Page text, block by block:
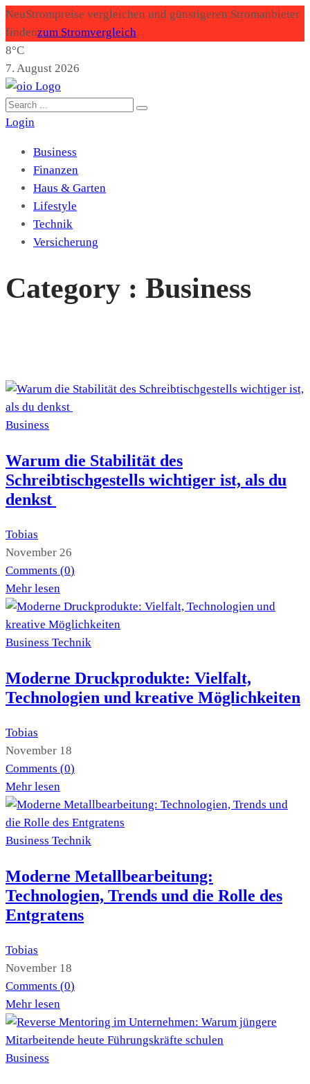
NeuStrompreise vergleichen und günstigeren Stromanbieter
findenzum Stromvergleich
8°C
7. August 2026
Login
Business
Finanzen
Haus & Garten
Lifestyle
Technik
Versicherung
Category : Business
Business
Warum die Stabilität des
Schreibtischgestells wichtiger ist, als du
denkst
Tobias
November 26
Comments (0)
Mehr lesen
Business Technik
Moderne Druckprodukte: Vielfalt,
Technologien und kreative Möglichkeiten
Tobias
November 18
Comments (0)
Mehr lesen
Business Technik
Moderne Metallbearbeitung:
Technologien, Trends und die Rolle des
Entgratens
Tobias
November 18
Comments (0)
Mehr lesen
Business